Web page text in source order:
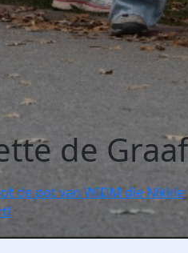
de Graaf
de pot van WIDM die Nikkie